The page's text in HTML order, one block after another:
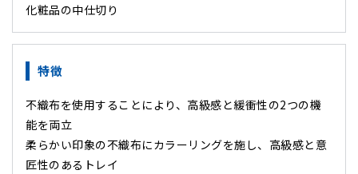
化粧品の中仕切り
特徴
不織布を使用することにより、高級感と緩衝性の2つの機
能を両立
柔らかい印象の不織布にカラーリングを施し、高級感と意
匠性のあるトレイ